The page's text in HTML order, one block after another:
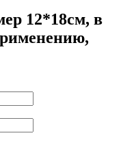
12*18см, в